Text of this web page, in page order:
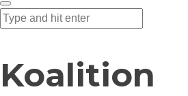
Koalition